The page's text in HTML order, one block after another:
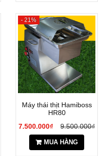
- 21%
Máy thái thịt Hamiboss
HR80
7.500.000₫
9.500.000₫
MUA HÀNG